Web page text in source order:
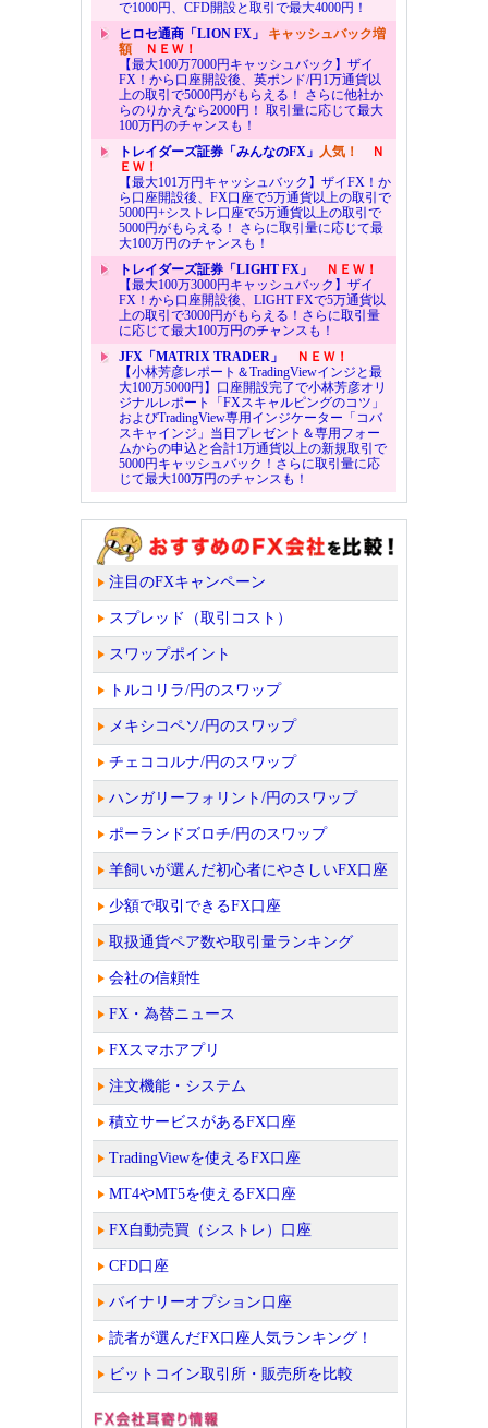
で1000円、CFD開設と取引で最大4000円！
ヒロセ通商「LION FX」 キャッシュバック増
額ＮＥＷ！
【最大100万7000円キャッシュバック】ザイ
FX！から口座開設後、英ポンド/円1万通貨以
上の取引で5000円がもらえる！ さらに他社か
らのりかえなら2000円！ 取引量に応じて最大
100万円のチャンスも！
トレイダーズ証券「みんなのFX」 人気！
Ｎ
ＥＷ！
【最大101万円キャッシュバック】ザイFX！か
ら口座開設後、FX口座で5万通貨以上の取引で
5000円+シストレ口座で5万通貨以上の取引で
5000円がもらえる！ さらに取引量に応じて最
大100万円のチャンスも！
トレイダーズ証券「LIGHT FX」
ＮＥＷ！
【最大100万3000円キャッシュバック】ザイ
FX！から口座開設後、LIGHT FXで5万通貨以
上の取引で3000円がもらえる！さらに取引量
に応じて最大100万円のチャンスも！
JFX「MATRIX TRADER」
ＮＥＷ！
【小林芳彦レポート＆TradingViewインジと最
大100万5000円】口座開設完了で小林芳彦オリ
ジナルレポート「FXスキャルピングのコツ」
およびTradingView専用インジケーター「コバ
スキャインジ」当日プレゼント＆専用フォー
ムからの申込と合計1万通貨以上の新規取引で
5000円キャッシュバック！さらに取引量に応
じて最大100万円のチャンスも！
注目のFXキャンペーン
スプレッド（取引コスト）
スワップポイント
トルコリラ/円のスワップ
メキシコペソ/円のスワップ
チェココルナ/円のスワップ
ハンガリーフォリント/円のスワップ
ポーランドズロチ/円のスワップ
羊飼いが選んだ初心者にやさしいFX口座
少額で取引できるFX口座
取扱通貨ペア数や取引量ランキング
会社の信頼性
FX・為替ニュース
FXスマホアプリ
注文機能・システム
積立サービスがあるFX口座
TradingViewを使えるFX口座
MT4やMT5を使えるFX口座
FX自動売買（シストレ）口座
CFD口座
バイナリーオプション口座
読者が選んだFX口座人気ランキング！
ビットコイン取引所・販売所を比較